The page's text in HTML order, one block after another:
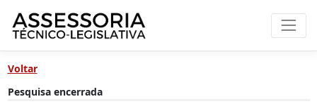
Voltar
Pesquisa encerrada